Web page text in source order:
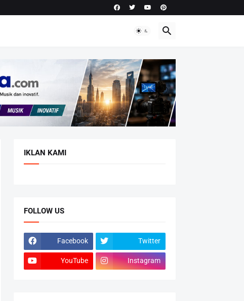
IKLAN KAMI
FOLLOW US
Facebook Twitter
YouTube Instagram